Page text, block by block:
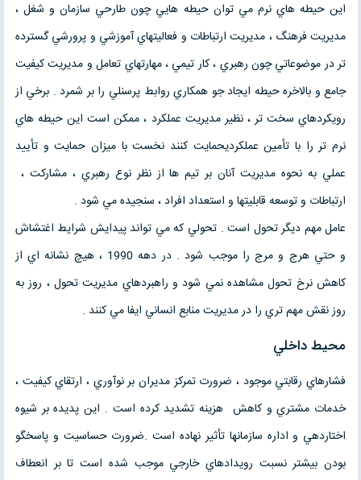
اين حيطه هاي نرم مي توان حيطه هايي چون طارحي سازمان و شغل ،
مديريت فرهنگ ، مديريت ارتباطات و فعاليتهاي آموزشي و پرورشي گسترده
تر در موضوعاتي چون رهبري ، كار تيمي ، مهارتهاي تعامل و مديريت كيفيت
جامع و بالاخره حيطه ايجاد جو همكاري روابط پرسنلي را بر شمرد . برخي از
رويكردهاي سخت تر ، نظير مديريت عملكرد ، ممكن است اين حيطه هاي
نرم تر را با تأمين عملكرديحمايت كنند نخست با ميزان حمايت و تأييد
عملي به نحوه مديريت آنان بر تيم ها از نظر نوع رهبري ، مشاركت ،
ارتباطات و توسعه قابليتها و استعداد افراد ، سنجيده مي شود .
عامل مهم ديگر تحول است . تحولي كه مي تواند پيدايش شرايط اغتشاش
و حتي هرج و مرج را موجب شود . در دهه 1990 ، هيچ نشانه اي از
كاهش نرخ تحول مشاهده نمي شود و راهبردهاي مديريت تحول ، روز به
روز نقش مهم تري را در مديريت منابع انساني ايفا مي كنند .
محيط داخلي
فشارهاي رقابتي موجود ، ضرورت تمركز مديران بر نوآوري ، ارتقاي كيفيت ،
خدمات مشتري و كاهش هزينه تشديد كرده است . اين پديده بر شيوه
اختاردهي و اداره سازمانها تأثير نهاده است .ضرورت حساسيت و پاسخگو
بودن بيشتر نسبت رويدادهاي خارجي موجب شده است تا بر انعطاف